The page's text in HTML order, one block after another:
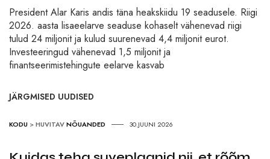
President Alar Karis andis täna heakskiidu 19 seadusele. Riigi
2026. aasta lisaeelarve seaduse kohaselt vähenevad riigi
tulud 24 miljonit ja kulud suurenevad 4,4 miljonit eurot.
Investeeringud vähenevad 1,5 miljonit ja
finantseerimistehingute eelarve kasvab
JÄRGMISED UUDISED
KODU >HUVITAVNÕUANDED 30.JUUNI 2026